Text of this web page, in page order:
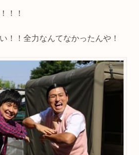
！！
！！全力なんてなかったんや！